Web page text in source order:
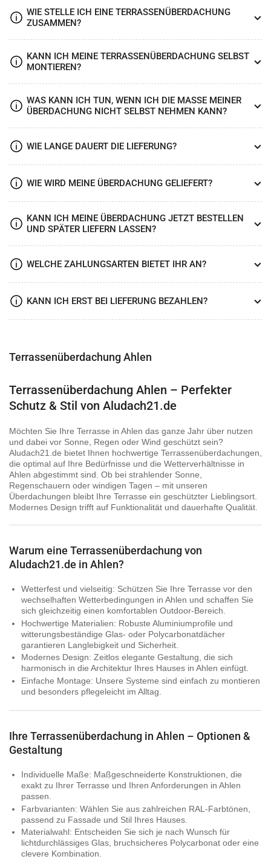
WIE STELLE ICH EINE TERRASSENÜBERDACHUNG
ZUSAMMEN?
KANN ICH MEINE TERRASSENÜBERDACHUNG SELBST
MONTIEREN?
WAS KANN ICH TUN, WENN ICH DIE MASSE MEINER Ü
BERDACHUNG NICHT SELBST NEHMEN KANN?
WIE LANGE DAUERT DIE LIEFERUNG?
WIE WIRD MEINE ÜBERDACHUNG GELIEFERT?
KANN ICH MEINE ÜBERDACHUNG JETZT BESTELLEN
UND SPÄTER LIEFERN LASSEN?
WELCHE ZAHLUNGSARTEN BIETET IHR AN?
KANN ICH ERST BEI LIEFERUNG BEZAHLEN?
Terrassenüberdachung Ahlen
Terrassenüberdachung Ahlen – Perfekter
Schutz & Stil von Aludach21.de
Möchten Sie Ihre Terrasse in Ahlen das ganze Jahr über nutzen
und dabei vor Sonne, Regen oder Wind geschützt sein?
Aludach21.de bietet Ihnen hochwertige Terrassenüberdachungen,
die optimal auf Ihre Bedürfnisse und die Wetterverhältnisse in
Ahlen abgestimmt sind. Ob bei strahlender Sonne,
Regenschauern oder windigen Tagen – mit unseren
Überdachungen bleibt Ihre Terrasse ein geschützter Lieblingsort.
Modernes Design trifft auf Funktionalität und dauerhafte Qualität.
Warum eine Terrassenüberdachung von
Aludach21.de in Ahlen?
Wetterfest und vielseitig: Schützen Sie Ihre Terrasse vor den
wechselhaften Wetterbedingungen in Ahlen und schaffen Sie
sich gleichzeitig einen komfortablen Outdoor-Bereich.
Hochwertige Materialien: Robuste Aluminiumprofile und
witterungsbeständige Glas- oder Polycarbonatdächer
garantieren Langlebigkeit und Sicherheit.
Modernes Design: Zeitlos elegante Gestaltung, die sich
harmonisch in die Architektur Ihres Hauses in Ahlen einfügt.
Einfache Montage: Unsere Systeme sind einfach zu montieren
und besonders pflegeleicht im Alltag.
Ihre Terrassenüberdachung in Ahlen – Optionen &
Gestaltung
Individuelle Maße: Maßgeschneiderte Konstruktionen, die
exakt zu Ihrer Terrasse und Ihren Anforderungen in Ahlen
passen.
Farbvarianten: Wählen Sie aus zahlreichen RAL-Farbtönen,
passend zu Fassade und Stil Ihres Hauses.
Materialwahl: Entscheiden Sie sich je nach Wunsch für
lichtdurchlässiges Glas, bruchsicheres Polycarbonat oder eine
clevere Kombination.